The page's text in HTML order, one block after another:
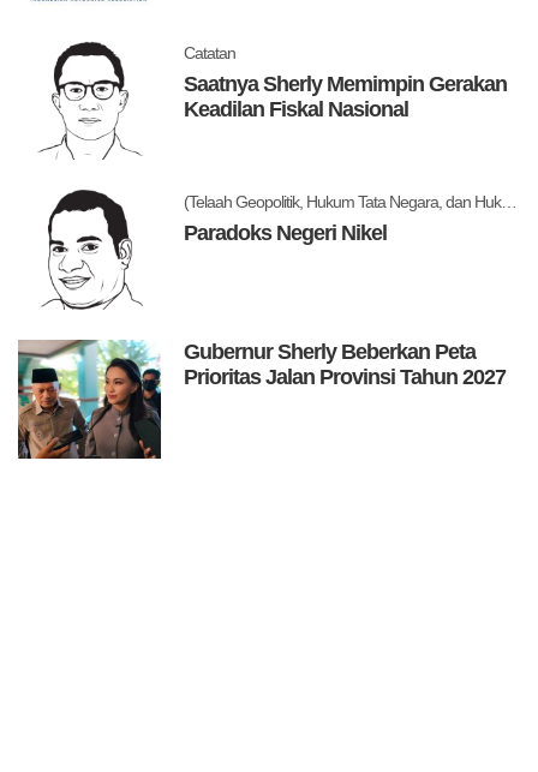
Catatan
Saatnya Sherly Memimpin Gerakan
Keadilan Fiskal Nasional
(Telaah Geopolitik, Hukum Tata Negara, dan Hukum Administrasi Negara)
Paradoks Negeri Nikel
Gubernur Sherly Beberkan Peta
Prioritas Jalan Provinsi Tahun 2027